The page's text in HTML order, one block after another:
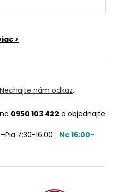
>
Nechajte nám odkaz.
0950 103 422 a objednajte
7:30-16:00 | Ne 16:00-